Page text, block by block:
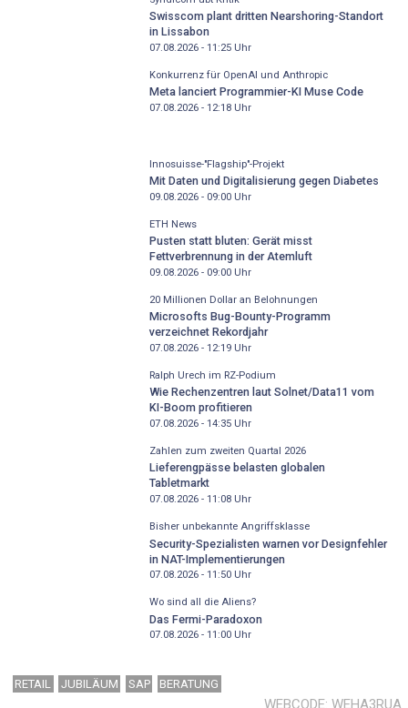
Swisscom plant dritten Nearshoring-Standort
in Lissabon
07.08.2026 - 11:25Uhr
Konkurrenz für OpenAI und Anthropic
Meta lanciert Programmier-KI Muse Code
07.08.2026 - 12:18Uhr
Innosuisse-"Flagship"-Projekt
Mit Daten und Digitalisierung gegen Diabetes
09.08.2026 - 09:00Uhr
ETH News
Pusten statt bluten: Gerät misst
Fettverbrennung in der Atemluft
09.08.2026 - 09:00Uhr
20 Millionen Dollar an Belohnungen
Microsofts Bug-Bounty-Programm
verzeichnet Rekordjahr
07.08.2026 - 12:19Uhr
Ralph Urech im RZ-Podium
Wie Rechenzentren laut Solnet/Data11 vom
KI-Boom profitieren
07.08.2026 - 14:35Uhr
Zahlen zum zweiten Quartal 2026
Lieferengpässe belasten globalen
Tabletmarkt
07.08.2026 - 11:08Uhr
Bisher unbekannte Angriffsklasse
Security-Spezialisten warnen vor Designfehler
in NAT-Implementierungen
07.08.2026 - 11:50Uhr
Wo sind all die Aliens?
Das Fermi-Paradoxon
07.08.2026 - 11:00Uhr
RETAIL JUBILÄUM SAP BERATUNG
WEBCODE WEHA3RUA